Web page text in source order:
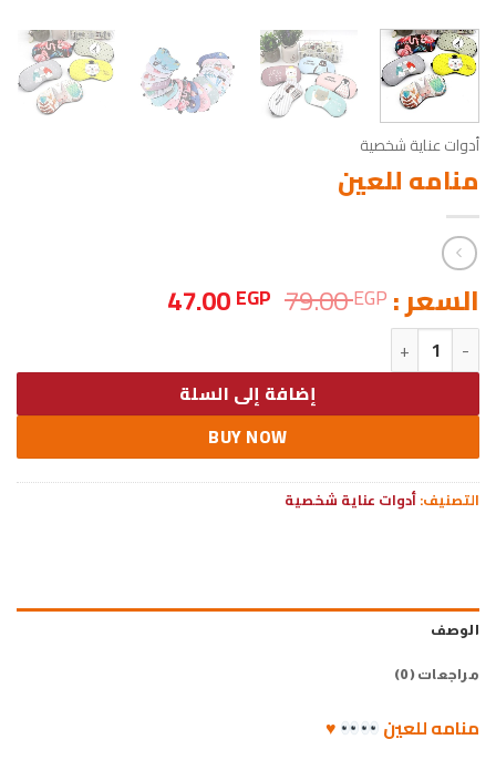
أدوات عناية شخصية
منامه للعين
السعر : 79.00EGP السعر
الأصلي
79.00 EGP.
47.00EGP
47.00 EGP.
كمية منامه للعين
إضافة إلى السلة
BUY NOW
التصنيف:أدوات عناية شخصية
الوصف
مراجعات (0)
منامه للعين
♥